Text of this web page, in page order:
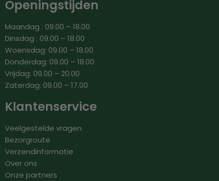
Openingstijden
Maandag : 09.00 – 18.00
Dinsdag : 09.00 – 18.00
Woensdag: 09.00 – 18.00
Donderdag: 09.00 – 18.00
Vrijdag: 09.00 – 20.00
Zaterdag: 09.00 – 17.00
Klantenservice
Veelgestelde vragen
Bezorgroute
Verzendinformatie
Over ons
Onze partners